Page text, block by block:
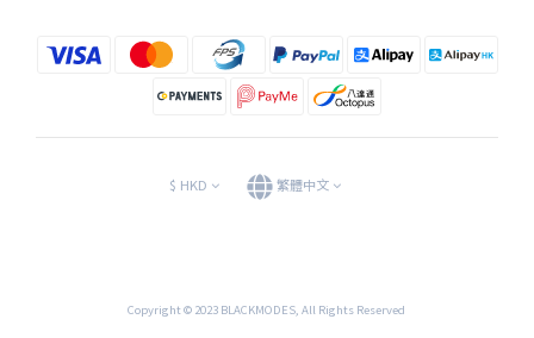
$ HKD 繁體中文
Copyright © 2023 BLACKMODES, All Rights Reserved